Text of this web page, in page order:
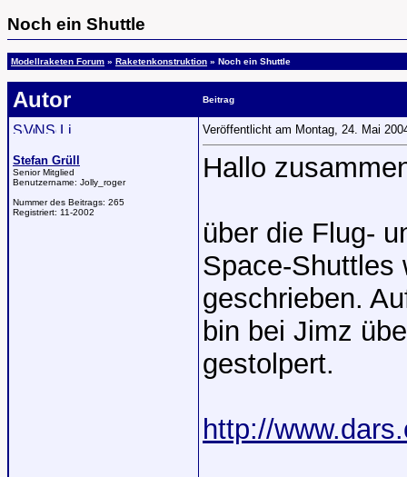
Noch ein Shuttle
Modellraketen Forum » Raketenkonstruktion » Noch ein Shuttle
Autor Beitrag
Stefan Grüll
Senior Mitglied
Benutzername: Jolly_roger
Nummer des Beitrags: 265
Registriert: 11-2002
Veröffentlicht am Montag, 24. Mai
Hallo
über die Flug-
Space-Shuttles
geschrieben.
bin bei Jimz
gestolpert.
http://